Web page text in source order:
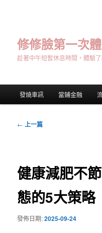
修修臉第一次
趁著中午短暫休息時間，體驗
發燒車訊 當鋪金融
文
← 上一篇
健康減肥不
態的5大策略
發佈日期:2025-09-24